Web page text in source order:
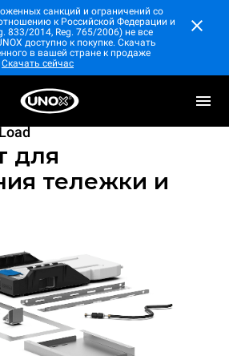
санкций и ограничений со
к Российской Федерации и
833/2014, Reg. 765/2006) не все
доступно к покупке. Скачать
в вашей стране к продаже
Скачать сейчас
для
тележки и